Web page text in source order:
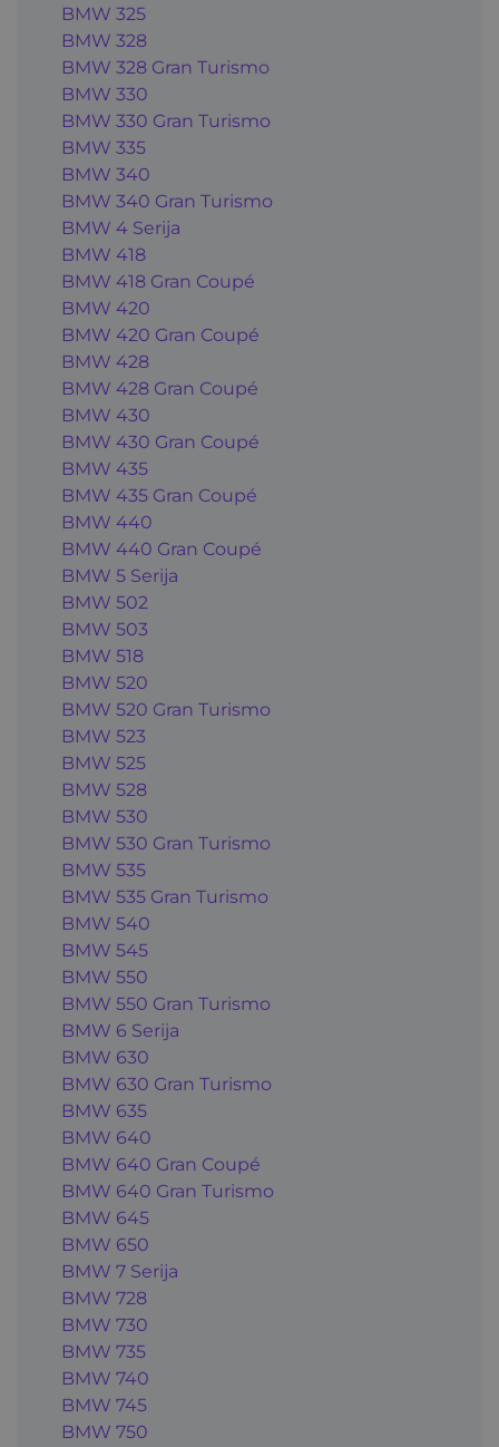
BMW 325
BMW 328
BMW 328 Gran Turismo
BMW 330
BMW 330 Gran Turismo
BMW 335
BMW 340
BMW 340 Gran Turismo
BMW 4 Serija
BMW 418
BMW 418 Gran Coupé
BMW 420
BMW 420 Gran Coupé
BMW 428
BMW 428 Gran Coupé
BMW 430
BMW 430 Gran Coupé
BMW 435
BMW 435 Gran Coupé
BMW 440
BMW 440 Gran Coupé
BMW 5 Serija
BMW 502
BMW 503
BMW 518
BMW 520
BMW 520 Gran Turismo
BMW 523
BMW 525
BMW 528
BMW 530
BMW 530 Gran Turismo
BMW 535
BMW 535 Gran Turismo
BMW 540
BMW 545
BMW 550
BMW 550 Gran Turismo
BMW 6 Serija
BMW 630
BMW 630 Gran Turismo
BMW 635
BMW 640
BMW 640 Gran Coupé
BMW 640 Gran Turismo
BMW 645
BMW 650
BMW 7 Serija
BMW 728
BMW 730
BMW 735
BMW 740
BMW 745
BMW 750